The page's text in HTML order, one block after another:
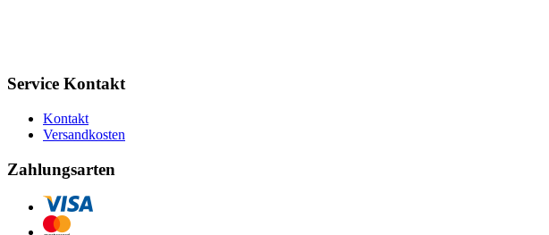
Service Kontakt
Kontakt
Versandkosten
Zahlungsarten